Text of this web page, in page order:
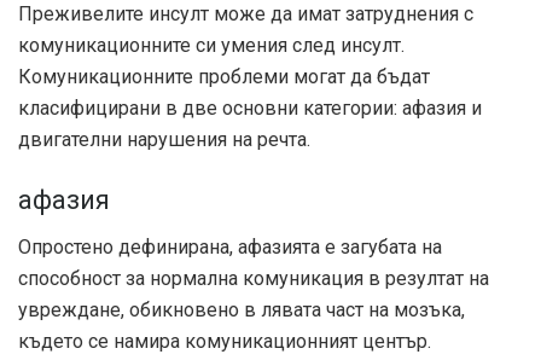
Преживелите инсулт може да имат затруднения с
комуникационните си умения след инсулт.
Комуникационните проблеми могат да бъдат
класифицирани в две основни категории: афазия и
двигателни нарушения на речта.
афазия
Опростено дефинирана, афазията е загубата на
способност за нормална комуникация в резултат на
увреждане, обикновено в лявата част на мозъка,
където се намира комуникационният център.